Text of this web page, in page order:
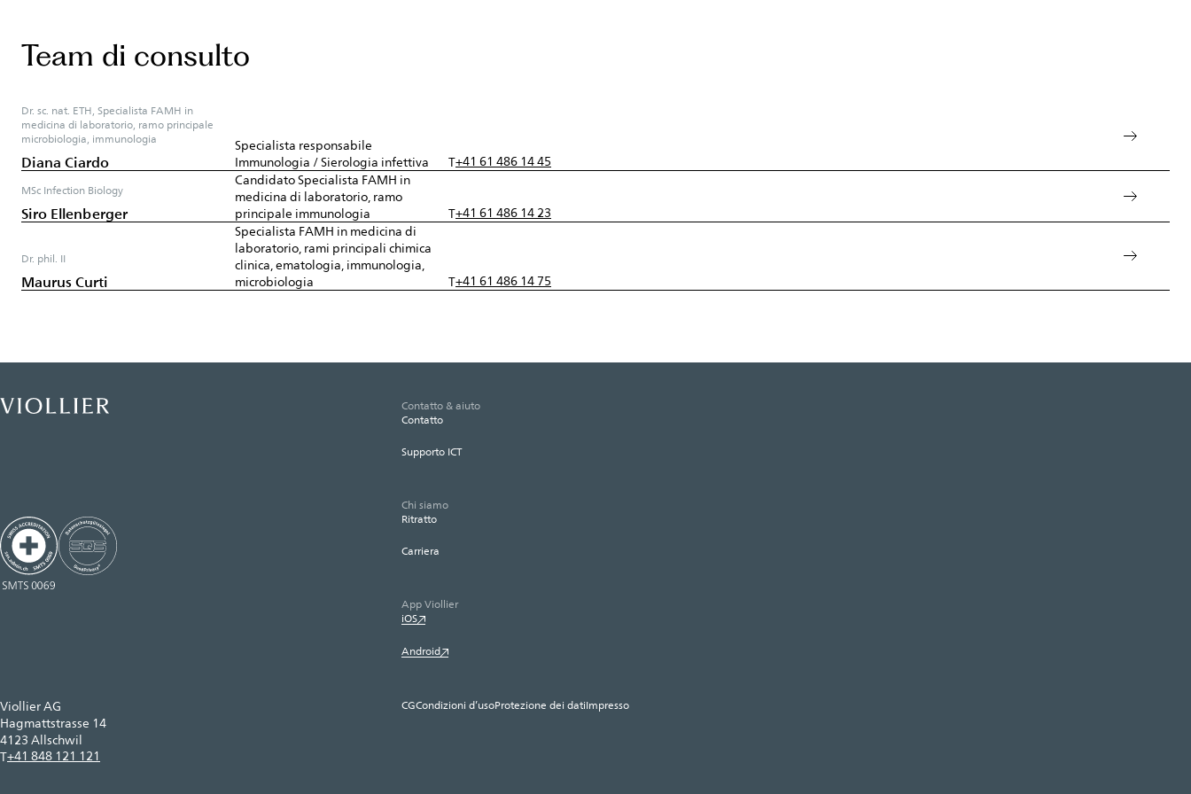
Team di consulto
Dr. sc. nat. ETH, Specialista FAMH in
medicina di laboratorio, ramo principale
microbiologia, immunologia
Diana Ciardo
Specialista responsabile
Immunologia / Sierologia infettiva
T+41 61 486 14 45
MSc Infection Biology
Siro Ellenberger
Candidato Specialista FAMH in
medicina di laboratorio, ramo
principale immunologia
T+41 61 486 14 23
Dr. phil. II
Maurus Curti
Specialista FAMH in medicina di
laboratorio, rami principali chimica
clinica, ematologia, immunologia,
microbiologia
T+41 61 486 14 75
Viollier AG
Hagmattstrasse 14
4123 Allschwil
T+41 848 121 121
Contatto & aiuto
Contatto
Supporto ICT
Chi siamo
Ritratto
Carriera
App Viollier
iOS
Android
CGCondizioni d’usoProtezione dei datiImpresso